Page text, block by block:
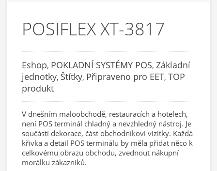
POSIFLEX XT-3817
Eshop, POKLADNÍ SYSTÉMY POS, Základní
jednotky, Štítky, Připraveno pro EET, TOP
produkt
V dnešním maloobchodě, restauracích a hotelech,
není POS terminál chladný a nevzhledný nástroj. Je
součástí dekorace, část obchodníkovi vizitky. Každá
křivka a detail POS terminálu by měla přidat něco k
celkovému obrazu obchodu, zvednout nákupní
morálku zákazníků.